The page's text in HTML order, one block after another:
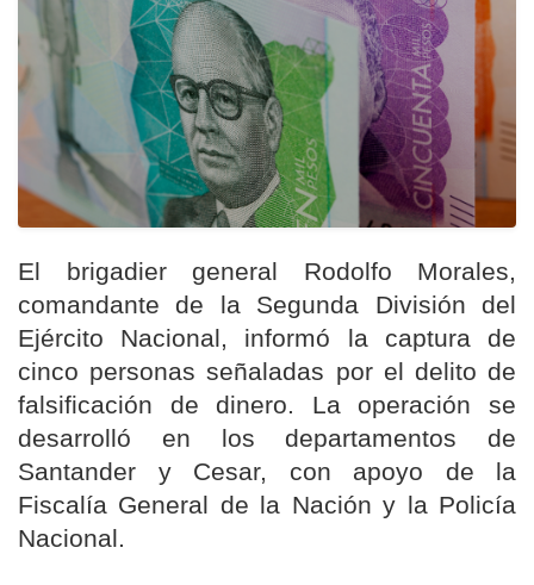
El brigadier general Rodolfo Morales,
comandante de la Segunda División del
Ejército Nacional, informó la captura de
cinco personas señaladas por el delito de
falsificación de dinero. La operación se
desarrolló en los departamentos de
Santander y Cesar, con apoyo de la
Fiscalía General de la Nación y la Policía
Nacional.